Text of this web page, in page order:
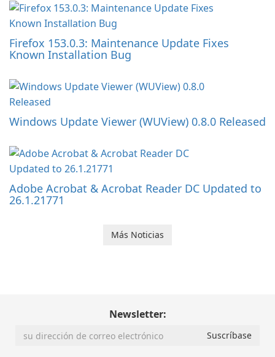
Firefox 153.0.3: Maintenance Update Fixes
Known Installation Bug
Windows Update Viewer (WUView) 0.8.0 Released
Adobe Acrobat & Acrobat Reader DC Updated to
26.1.21771
Más Noticias
Newsletter: